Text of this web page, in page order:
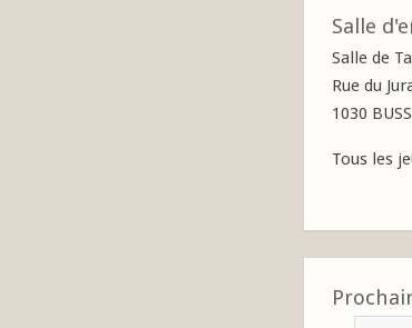
Salle
Salle
Rue
1030
Tous les